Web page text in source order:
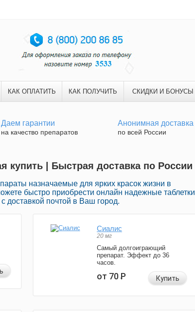
КАК ОПЛАТИТЬ КАК ПОЛУЧИТЬ СКИДКИ И БОНУСЫ
Даем гарантии
на качество препаратов
Анонимная доставка
по всей России
купить | Быстрая доставка по России
назначаемые для ярких красок жизни в
быстро приобрести онлайн надежные таблетки
доставкой почтой в Ваш город.
Сиалис
20 мг
Самый долгоиграющий
препарат. Эффект до 36
часов.
от 70Р Купить